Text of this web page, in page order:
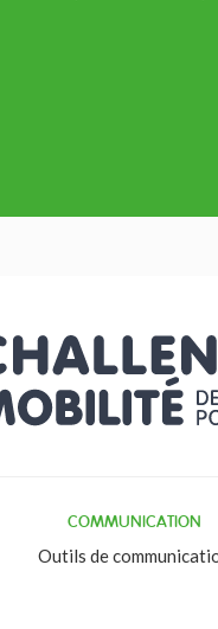
COMMUNICATION
Outils de